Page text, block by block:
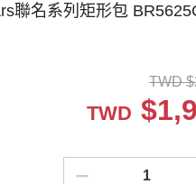
聯名系列矩形包
TWD $
TWD $